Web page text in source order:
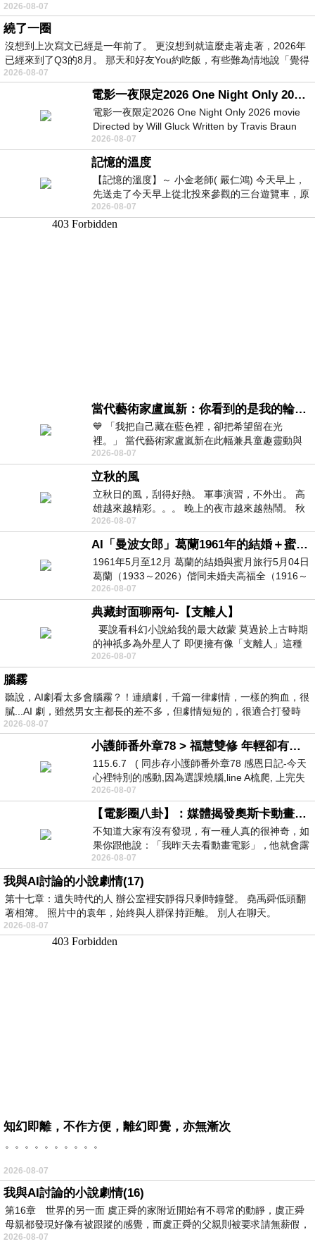
2026-08-07
繞了一圈
沒想到上次寫文已經是一年前了。 更沒想到就這麼走著走著，2026年
已經來到了Q3的8月。 那天和好友You約吃飯，有些難為情地說「覺得
2026-08-07
電影一夜限定2026 One Night Only 2026 movie
電影一夜限定2026 One Night Only 2026 movie
Directed by Will Gluck Written by Travis Braun
Starring Monica Barbaro
2026-08-07
記憶的溫度
【記憶的溫度】～ 小金老師( 嚴仁鴻) 今天早上，
先送走了今天早上從北投來參觀的三台遊覽車，原
以為展場已經差不多要安靜下來，卻發
2026-08-07
當代藝術家盧嵐新：你看到的是我的輪廓，還是你的故事？——藏在藍色裡的希望與光
💙 「我把自己藏在藍色裡，卻把希望留在光
裡。」 當代藝術家盧嵐新在此幅兼具童趣靈動與
抽象韻味的新作中，用湛藍的羽翼般色塊包覆著
2026-08-07
立秋的風
立秋日的風，刮得好熱。 軍事演習，不外出。 高
雄越來越精彩。。。 晚上的夜市越來越熱鬧。 秋
天的風刮得很熱 夜遊消暑熱。。。
2026-08-07
AI「曼波女郎」葛蘭1961年的結婚＋蜜月旅行 #戀上老電影 #葛蘭 #粟子
1961年5月至12月 葛蘭的結婚與蜜月旅行5月04日
葛蘭（1933～2026）偕同未婚夫高福全（1916～
2004）乘郵輪赴倫敦6月15日於英國倫敦St.S
2026-08-07
典藏封面聊兩句-【支離人】
要說看科幻小說給我的最大啟蒙 莫過於上古時期
的神祇多為外星人了 即便擁有像「支離人」這種
驚世駭俗的神通法門 也未必讀
2026-08-07
腦霧
聽說，AI劇看太多會腦霧？！連續劇，千篇一律劇情，一樣的狗血，很
膩...AI 劇，雖然男女主都長的差不多，但劇情短短的，很適合打發時
2026-08-07
小護師番外章78 > 福慧雙修 年輕卻有個老靈魂 ㄑ金剛經〉podcast
115.6.7 ( 同步存小護師番外章78 感恩日記-今天
心裡特別的感動,因為選課燒腦,line A梳爬, 上完失
智課的她,特來傾
2026-08-07
【電影圈八卦】：媒體揭發奧斯卡動畫項目投票醜聞！好萊塢為什麼看不起動畫電影？
不知道大家有沒有發現，有一種人真的很神奇，如
果你跟他說：「我昨天去看動畫電影」，他就會露
出一種慈祥的微笑，然後問你是不是陪小
2026-08-07
我與AI討論的小說劇情(17)
第十七章：遺失時代的人 辦公室裡安靜得只剩時鐘聲。 堯禹舜低頭翻
著相簿。 照片中的袁年，始終與人群保持距離。 別人在聊天。
2026-08-07
知幻即離，不作方便，離幻即覺，亦無漸次
。。。。。。。。。。
2026-08-07
我與AI討論的小說劇情(16)
第16章 世界的另一面 虞正舜的家附近開始有不尋常的動靜，虞正舜
母親都發現好像有被跟蹤的感覺，而虞正舜的父親則被要求請無薪假，
2026-08-07